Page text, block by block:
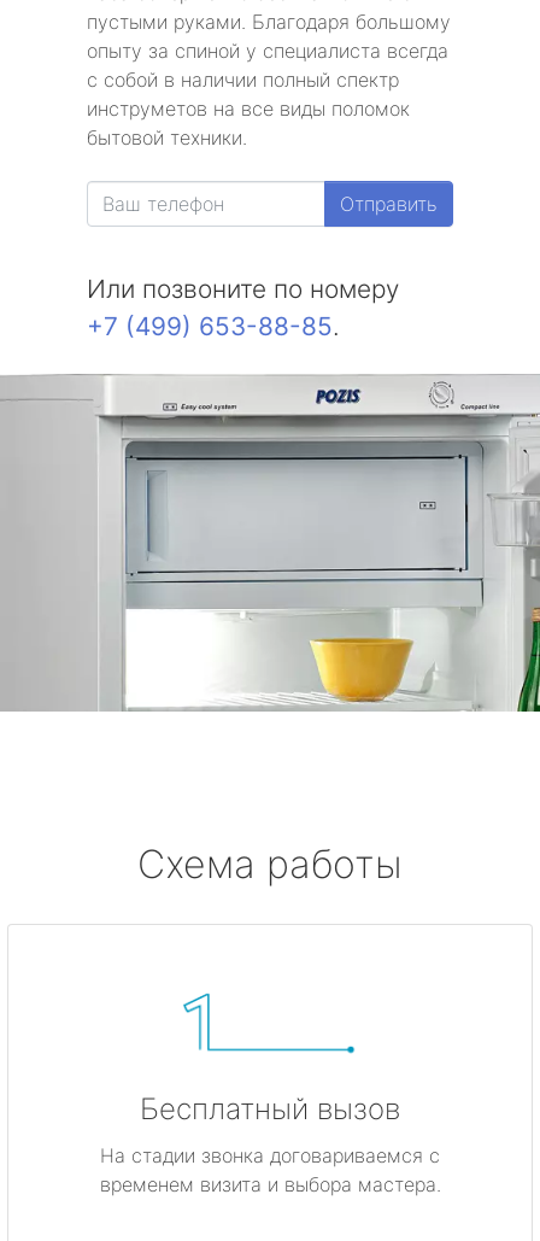
пустыми руками. Благодаря большому
опыту за спиной у специалиста всегда
с собой в наличии полный спектр
инструметов на все виды поломок
бытовой техники.
Отправить
Или позвоните по номеру
+7 (499) 653-88-85.
Схема работы
Бесплатный вызов
На стадии звонка договариваемся с
временем визита и выбора мастера.